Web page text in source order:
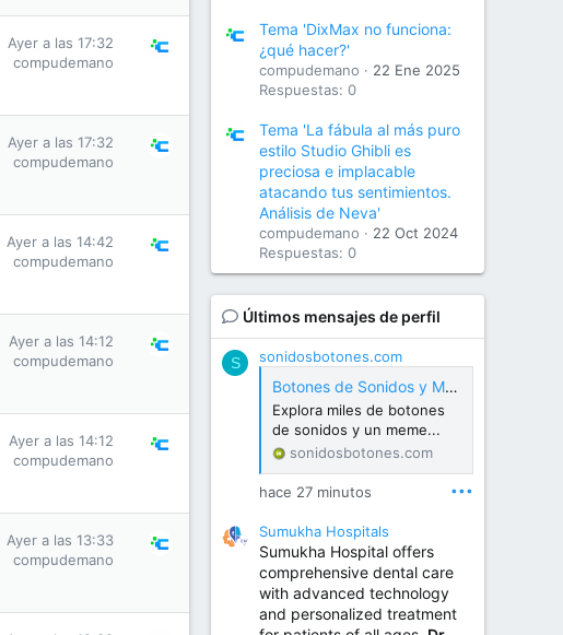
Ayer a las 17:32
compudemano
Ayer a las 17:32
compudemano
Ayer a las 14:42
compudemano
Ayer a las 14:12
compudemano
Ayer a las 14:12
compudemano
Ayer a las 13:33
compudemano
Tema 'DixMax no funciona:
¿qué hacer?'
compudemano
22 Ene 2025
Respuestas: 0
Tema 'La fábula al más puro
estilo Studio Ghibli es
preciosa e implacable
atacando tus sentimientos.
Análisis de Neva'
compudemano
22 Oct 2024
Respuestas: 0
Últimos mensajes de perfil
S sonidosbotones.com
Botones de Sonidos y Meme Soundboard Gratis
Explora miles de botones
de sonidos y un meme...
sonidosbotones.com
hace 27 minutos •••
Sumukha Hospitals
Sumukha Hospital offers
comprehensive dental care
with advanced technology
and personalized treatment